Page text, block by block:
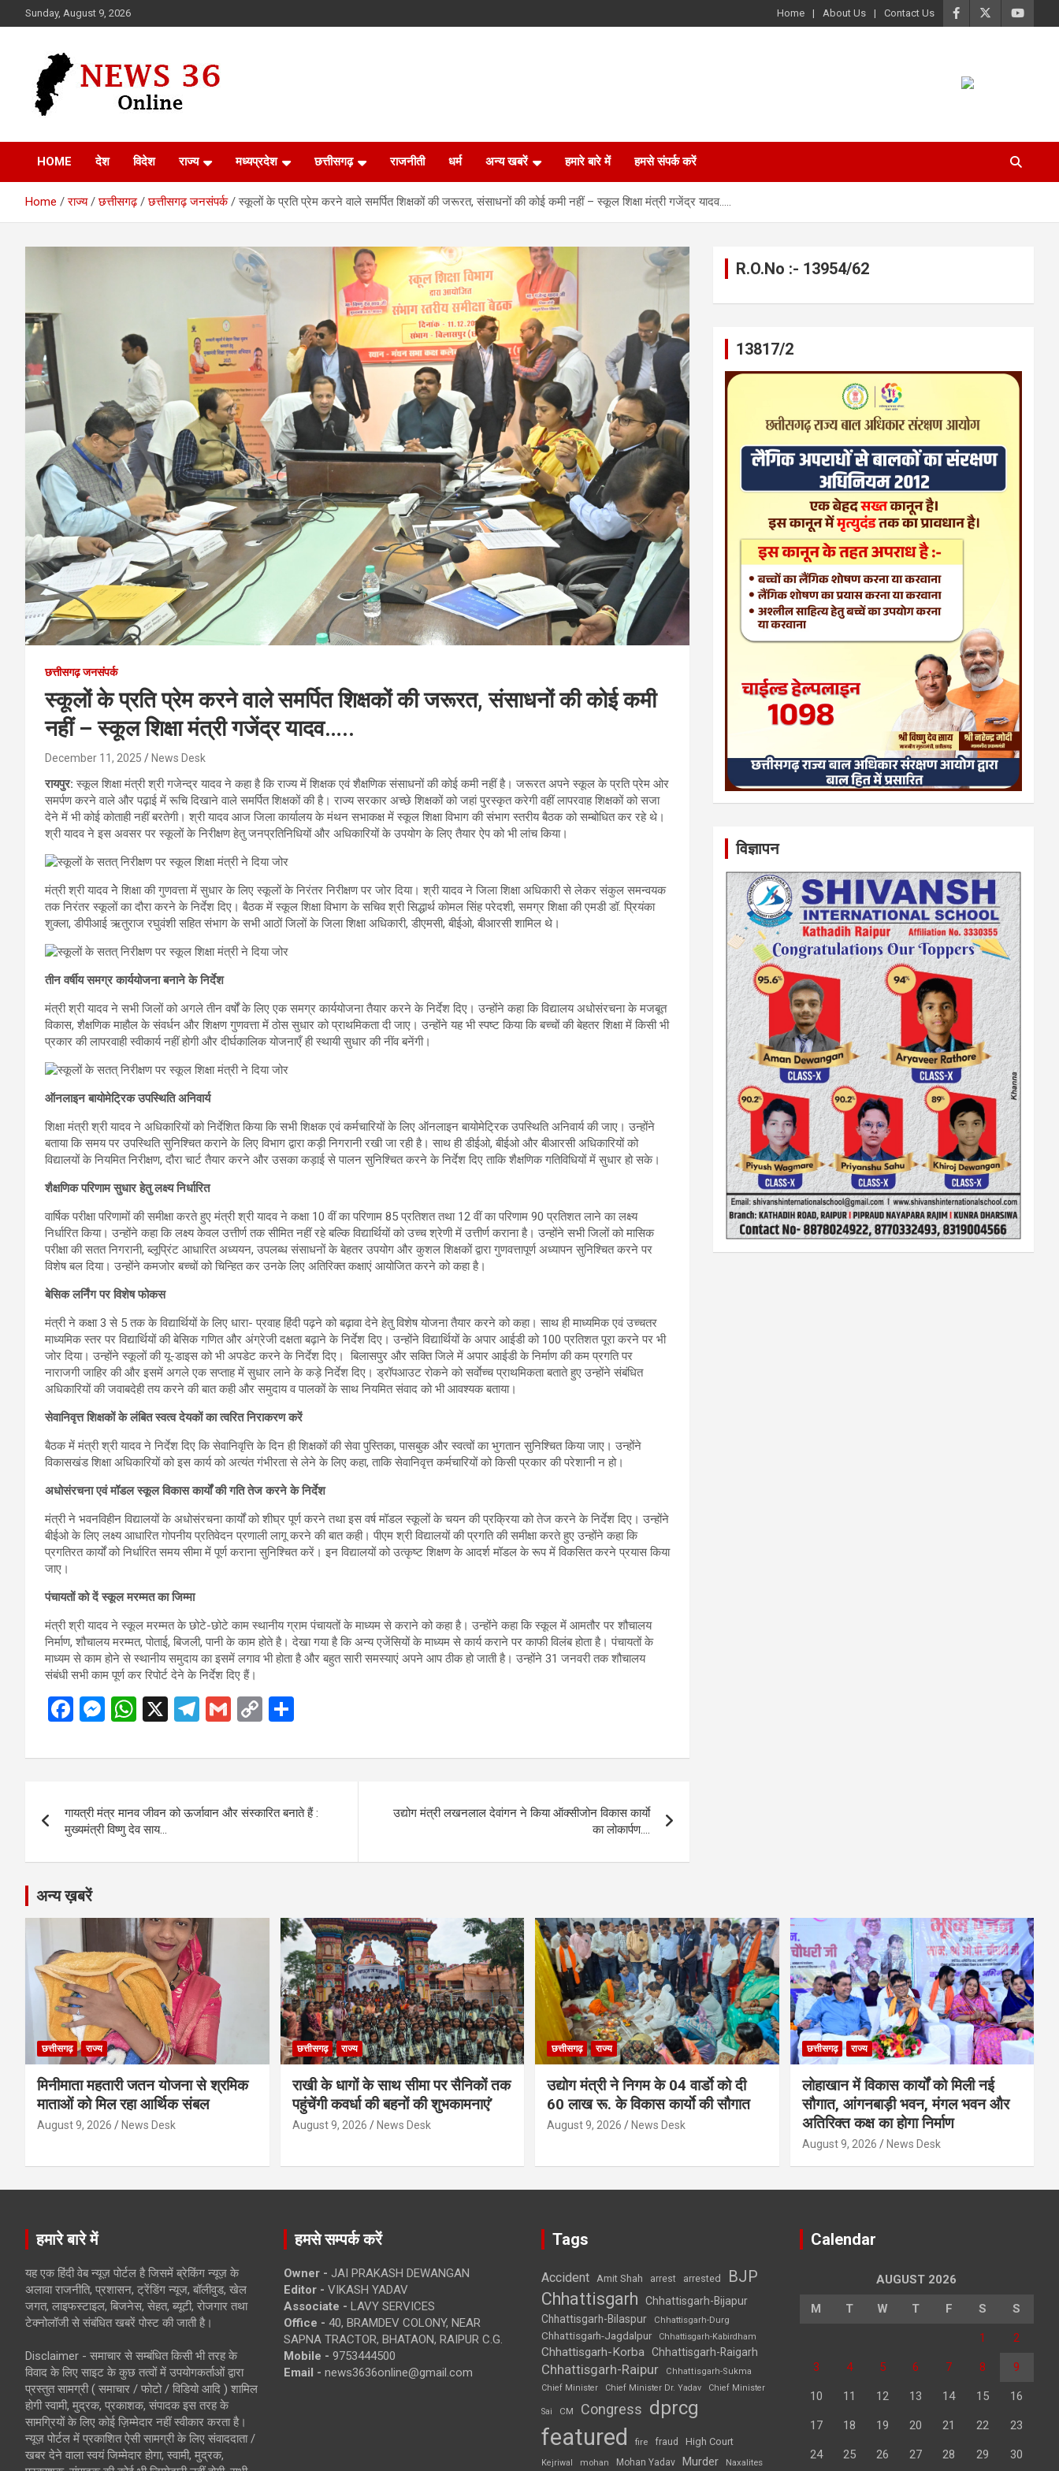
to
Sunday, August 9, 2026 Home About Us Contact Us
News 36
HOME देश विदेश राज्य मध्यप्रदेश छत्तीसगढ़ राजनीती धर्म अन्य खबरें हमारे बारे में हमसे संपर्क करें
Home राज्य छत्तीसगढ़ छत्तीसगढ़ जनसंपर्क स्कूलों के प्रति प्रेम करने वाले समर्पित शिक्षकों की जरूरत, संसाधनों की कोई कमी नहीं – स्कूल शिक्षा मंत्री गजेंद्र यादव…..
छत्तीसगढ़ जनसंपर्क
स्कूलों के प्रति प्रेम करने वाले समर्पित शिक्षकों की जरूरत, संसाधनों की कोई कमी
नहीं – स्कूल शिक्षा मंत्री गजेंद्र यादव…..
December 11, 2025 News Desk
रायपुर:स्कूल शिक्षा मंत्री श्री गजेन्द्र यादव ने कहा है कि राज्य में शिक्षक एवं शैक्षणिक संसाधनों की कोई कमी नहीं है। जरूरत अपने स्कूल के प्रति प्रेम ओर
समर्पण करने वाले और पढ़ाई में रूचि दिखाने वाले समर्पित शिक्षकों की है। राज्य सरकार अच्छे शिक्षकों को जहां पुरस्कृत करेगी वहीं लापरवाह शिक्षकों को सजा
देने में भी कोई कोताही नहीं बरतेगी। श्री यादव आज जिला कार्यालय के मंथन सभाकक्ष में स्कूल शिक्षा विभाग की संभाग स्तरीय बैठक को सम्बोधित कर रहे थे।
श्री यादव ने इस अवसर पर स्कूलों के निरीक्षण हेतु जनप्रतिनिधियों और अधिकारियों के उपयोग के लिए तैयार ऐप को भी लांच किया।
मंत्री श्री यादव नेे शिक्षा की गुणवत्ता में सुधार के लिए स्कूलों के निरंतर निरीक्षण पर जोर दिया। श्री यादव ने जिला शिक्षा अधिकारी से लेकर संकुल समन्वयक
तक निरंतर स्कूलों का दौरा करने के निर्देश दिए। बैठक में स्कूल शिक्षा विभाग के सचिव श्री सिद्धार्थ कोमल सिंह परेदशी, समग्र शिक्षा की एमडी डॉ. प्रियंका
शुक्ला, डीपीआई ऋतुराज रघुवंशी सहित संभाग के सभी आठों जिलों के जिला शिक्षा अधिकारी, डीएमसी, बीईओ, बीआरसी शामिल थे।
तीन वर्षीय समग्र कार्ययोजना बनाने के निर्देश
मंत्री श्री यादव ने सभी जिलों को अगले तीन वर्षों के लिए एक समग्र कार्ययोजना तैयार करने के निर्देश दिए। उन्होंने कहा कि विद्यालय अधोसंरचना के मजबूत
विकास, शैक्षणिक माहौल के संवर्धन और शिक्षण गुणवत्ता में ठोस सुधार को प्राथमिकता दी जाए। उन्होंने यह भी स्पष्ट किया कि बच्चों की बेहतर शिक्षा में किसी भी
प्रकार की लापरवाही स्वीकार्य नहीं होगी और दीर्घकालिक योजनाएँ ही स्थायी सुधार की नींव बनेंगी।
ऑनलाइन बायोमेट्रिक उपस्थिति अनिवार्य
शिक्षा मंत्री श्री यादव ने अधिकारियों को निर्देशित किया कि सभी शिक्षक एवं कर्मचारियों के लिए ऑनलाइन बायोमेट्रिक उपस्थिति अनिवार्य की जाए। उन्होंने
बताया कि समय पर उपस्थिति सुनिश्चित कराने के लिए विभाग द्वारा कड़ी निगरानी रखी जा रही है। साथ ही डीईओ, बीईओ और बीआरसी अधिकारियों को
विद्यालयों के नियमित निरीक्षण, दौरा चार्ट तैयार करने और उसका कड़ाई से पालन सुनिश्चित करने के निर्देश दिए ताकि शैक्षणिक गतिविधियों में सुधार हो सके।
शैक्षणिक परिणाम सुधार हेतु लक्ष्य निर्धारित
वार्षिक परीक्षा परिणामों की समीक्षा करते हुए मंत्री श्री यादव ने कक्षा 10 वीं का परिणाम 85 प्रतिशत तथा 12 वीं का परिणाम 90 प्रतिशत लाने का लक्ष्य
निर्धारित किया। उन्होंने कहा कि लक्ष्य केवल उत्तीर्ण तक सीमित नहीं रहे बल्कि विद्यार्थियों को उच्च श्रेणी में उत्तीर्ण कराना है। उन्होंने सभी जिलों को मासिक
परीक्षा की सतत निगरानी, ब्लूप्रिंट आधारित अध्ययन, उपलब्ध संसाधनों के बेहतर उपयोग और कुशल शिक्षकों द्वारा गुणवत्तापूर्ण अध्यापन सुनिश्चित करने पर
विशेष बल दिया। उन्होंने कमजोर बच्चों को चिन्हित कर उनके लिए अतिरिक्त कक्षाएं आयोजित करने को कहा है।
बेसिक लर्निंग पर विशेष फोकस
मंत्री ने कक्षा 3 से 5 तक के विद्यार्थियों के लिए धारा- प्रवाह हिंदी पढ़ने को बढ़ावा देने हेतु विशेष योजना तैयार करने को कहा। साथ ही माध्यमिक एवं उच्चतर
माध्यमिक स्तर पर विद्यार्थियों की बेसिक गणित और अंग्रेजी दक्षता बढ़ाने के निर्देश दिए। उन्होंने विद्यार्थियों के अपार आईडी को 100 प्रतिशत पूरा करने पर भी
जोर दिया। उन्होंने स्कूलों की यू-डाइस को भी अपडेट करने के निर्देश दिए। बिलासपुर और सक्ति जिले में अपार आईडी के निर्माण की कम प्रगति पर
नाराजगी जाहिर की और इसमें अगले एक सप्ताह में सुधार लाने के कड़े निर्देश दिए। ड्रॉपआउट रोकने को सर्वाेच्च प्राथमिकता बताते हुए उन्होंने संबंधित
अधिकारियों की जवाबदेही तय करने की बात कही और समुदाय व पालकों के साथ नियमित संवाद को भी आवश्यक बताया।
सेवानिवृत्त शिक्षकों के लंबित स्वत्व देयकों का त्वरित निराकरण करें
बैठक में मंत्री श्री यादव ने निर्देश दिए कि सेवानिवृत्ति के दिन ही शिक्षकों की सेवा पुस्तिका, पासबुक और स्वत्वों का भुगतान सुनिश्चित किया जाए। उन्होंने
विकासखंड शिक्षा अधिकारियों को इस कार्य को अत्यंत गंभीरता से लेने के लिए कहा, ताकि सेवानिवृत्त कर्मचारियों को किसी प्रकार की परेशानी न हो।
अधोसंरचना एवं मॉडल स्कूल विकास कार्यों की गति तेज करने के निर्देश
मंत्री ने भवनविहीन विद्यालयों के अधोसंरचना कार्यों को शीघ्र पूर्ण करने तथा इस वर्ष मॉडल स्कूलों के चयन की प्रक्रिया को तेज करने के निर्देश दिए। उन्होंने
बीईओ के लिए लक्ष्य आधारित गोपनीय प्रतिवेदन प्रणाली लागू करने की बात कही। पीएम श्री विद्यालयों की प्रगति की समीक्षा करते हुए उन्होंने कहा कि
प्रगतिरत कार्यों को निर्धारित समय सीमा में पूर्ण कराना सुनिश्चित करें। इन विद्यालयों को उत्कृष्ट शिक्षण के आदर्श मॉडल के रूप में विकसित करने प्रयास किया
जाए।
पंचायतों को दें स्कूल मरम्मत का जिम्मा
मंत्री श्री यादव ने स्कूल मरम्मत के छोटे-छोटे काम स्थानीय ग्राम पंचायतों के माध्यम से कराने को कहा है। उन्होंने कहा कि स्कूल में आमतौर पर शौचालय
निर्माण, शौचालय मरम्मत, पोताई, बिजली, पानी के काम होते है। देखा गया है कि अन्य एजेंसियों के माध्यम से कार्य कराने पर काफी विलंब होता है। पंचायतों के
माध्यम से काम होने से स्थानीय समुदाय का इसमें लगाव भी होता है और बहुत सारी समस्याएं अपने आप ठीक हो जाती है। उन्होंने 31 जनवरी तक शौचालय
संबंधी सभी काम पूर्ण कर रिपोर्ट देने के निर्देश दिए हैं।
F
ce
o
o
k
M
se
g
er
W
at
A
p
p
X
T
e
a
G
ail
C
py
n
ar
navigation
गायत्री मंत्र मानव जीवन को ऊर्जावान और संस्कारित बनाते हैं :
मुख्यमंत्री विष्णु देव साय…
उद्योग मंत्री लखनलाल देवांगन ने किया ऑक्सीजोन विकास कार्याे
का लोकार्पण….
R.O.No :- 13954/62
13817/2
विज्ञापन
अन्य ख़बरें
छत्तीसगढ़ राज्य
मिनीमाता महतारी जतन योजना से श्रमिक
माताओं को मिल रहा आर्थिक संबल
August 9, 2026 News Desk
छत्तीसगढ़ राज्य
राखी के धागों के साथ सीमा पर सैनिकों तक
पहुंचेंगी कवर्धा की बहनों की शुभकामनाएं’
August 9, 2026 News Desk
छत्तीसगढ़ राज्य
उद्योग मंत्री ने निगम के 04 वार्डाे को दी
60 लाख रू. के विकास कार्याे की सौगात
August 9, 2026 News Desk
छत्तीसगढ़ राज्य
लोहाखान में विकास कार्यों को मिली नई
सौगात, आंगनबाड़ी भवन, मंगल भवन और
अतिरिक्त कक्ष का होगा निर्माण
August 9, 2026 News Desk
हमारे बारे में
यह एक हिंदी वेब न्यूज़ पोर्टल है जिसमें ब्रेकिंग न्यूज़ के
अलावा राजनीति, प्रशासन, ट्रेंडिंग न्यूज, बॉलीवुड, खेल
जगत, लाइफस्टाइल, बिजनेस, सेहत, ब्यूटी, रोजगार तथा
टेक्नोलॉजी से संबंधित खबरें पोस्ट की जाती है।
Disclaimer - समाचार से सम्बंधित किसी भी तरह के
विवाद के लिए साइट के कुछ तत्वों में उपयोगकर्ताओं द्वारा
प्रस्तुत सामग्री ( समाचार / फोटो / विडियो आदि ) शामिल
होगी स्वामी, मुद्रक, प्रकाशक, संपादक इस तरह के
सामग्रियों के लिए कोई ज़िम्मेदार नहीं स्वीकार करता है।
न्यूज़ पोर्टल में प्रकाशित ऐसी सामग्री के लिए संवाददाता /
खबर देने वाला स्वयं जिम्मेदार होगा, स्वामी, मुद्रक,
हमसे सम्पर्क करें
Owner - JAI PRAKASH DEWANGAN
Editor - VIKASH YADAV
Associate - LAVY SERVICES
Office - 40, BRAMDEV COLONY, NEAR
SAPNA TRACTOR, BHATAON, RAIPUR C.G.
Mobile - 9753444500
Email - news3636online@gmail.com
Tags
Accident Amit Shah arrest arrested BJP
Chhattisgarh
Chhattisgarh-Bijapur
Chhattisgarh-Bilaspur
Chhattisgarh-Durg
Chhattisgarh-Jagdalpur Chhattisgarh-Kabirdham
Chhattisgarh-Korba Chhattisgarh-Raigarh
Chhattisgarh-Raipur
Chhattisgarh-Sukma
Chief Minister
Chief Minister Dr. Yadav Chief Minister
Sai CM Congress dprcg
featured fire fraud High Court
Kejriwal mohan Mohan Yadav Murder Naxalites
Calendar
AUGUST 2026
M T W T F S S
1 2
3 4 5 6 7 8 9
10 11 12 13 14 15 16
17 18 19 20 21 22 23
24 25 26 27 28 29 30